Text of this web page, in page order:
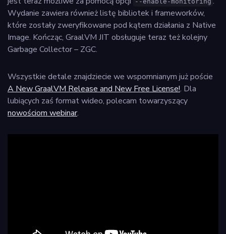
Wydanie zawiera również listę bibliotek i frameworków,
które zostały zweryfikowane pod kątem działania z Native
Image. Kończąc, GraalVM JIT obsługuje teraz też kolejny
Garbage Collector – ZGC.
Wszystkie detale znajdziecie we wspomnianym już poście
A New GraalVM Release and New Free License!. Dla
lubiących zaś format wideo, polecam towarzyszący
nowościom webinar.